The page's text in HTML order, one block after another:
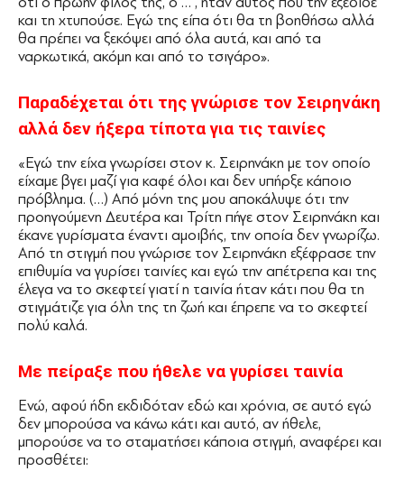
και τη χτυπούσε. Εγώ της είπα ότι θα τη βοηθήσω αλλά
θα πρέπει να ξεκόψει από όλα αυτά, και από τα
ναρκωτικά, ακόμη και από το τσιγάρο».
Παραδέχεται ότι της γνώρισε τον Σειρηνάκη
αλλά δεν ήξερα τίποτα για τις ταινίες
«Εγώ την είχα γνωρίσει στον κ. Σειρηνάκη με τον οποίο
είχαμε βγει μαζί για καφέ όλοι και δεν υπήρξε κάποιο
πρόβλημα. (…) Από μόνη της μου αποκάλυψε ότι την
προηγούμενη Δευτέρα και Τρίτη πήγε στον Σειρηνάκη και
έκανε γυρίσματα έναντι αμοιβής, την οποία δεν γνωρίζω.
Από τη στιγμή που γνώρισε τον Σειρηνάκη εξέφρασε την
επιθυμία να γυρίσει ταινίες και εγώ την απέτρεπα και της
έλεγα να το σκεφτεί γιατί η ταινία ήταν κάτι που θα τη
στιγμάτιζε για όλη της τη ζωή και έπρεπε να το σκεφτεί
πολύ καλά.
Με πείραξε που ήθελε να γυρίσει ταινία
Ενώ, αφού ήδη εκδιδόταν εδώ και χρόνια, σε αυτό εγώ
δεν μπορούσα να κάνω κάτι και αυτό, αν ήθελε,
μπορούσε να το σταματήσει κάποια στιγμή, αναφέρει και
προσθέτει: